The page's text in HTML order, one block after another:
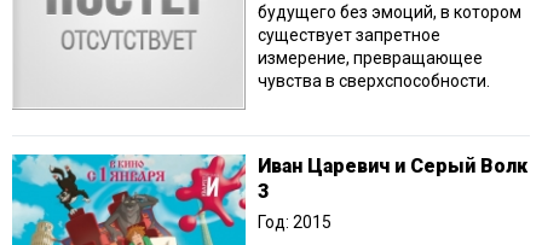
будущего без эмоций, в котором
существует запретное
измерение, превращающее
чувства в сверхспособности.
Иван Царевич и Серый Волк
3
Год: 2015